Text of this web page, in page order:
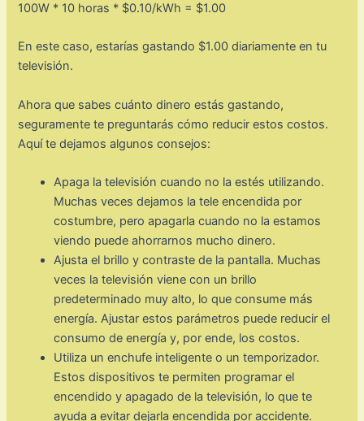
100W * 10 horas * $0.10/kWh = $1.00
En este caso, estarías gastando $1.00 diariamente en tu
televisión.
Ahora que sabes cuánto dinero estás gastando,
seguramente te preguntarás cómo reducir estos costos.
Aquí te dejamos algunos consejos:
Apaga la televisión cuando no la estés utilizando.
Muchas veces dejamos la tele encendida por
costumbre, pero apagarla cuando no la estamos
viendo puede ahorrarnos mucho dinero.
Ajusta el brillo y contraste de la pantalla. Muchas
veces la televisión viene con un brillo
predeterminado muy alto, lo que consume más
energía. Ajustar estos parámetros puede reducir el
consumo de energía y, por ende, los costos.
Utiliza un enchufe inteligente o un temporizador.
Estos dispositivos te permiten programar el
encendido y apagado de la televisión, lo que te
ayuda a evitar dejarla encendida por accidente.